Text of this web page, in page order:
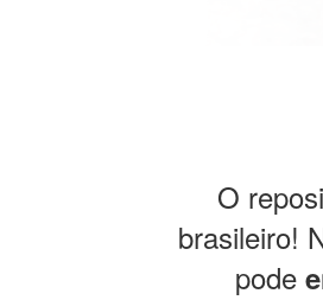
O
brasileiro!
pode